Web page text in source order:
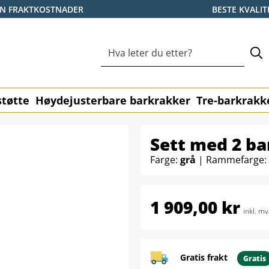
FRAKTKOSTNADER BESTE
Høydejusterbare barkrakker Tre-
Sett med 2
Farge: grå | Rammefarge:
1 909,00 kr inkl.
Gratis frakt Gratis